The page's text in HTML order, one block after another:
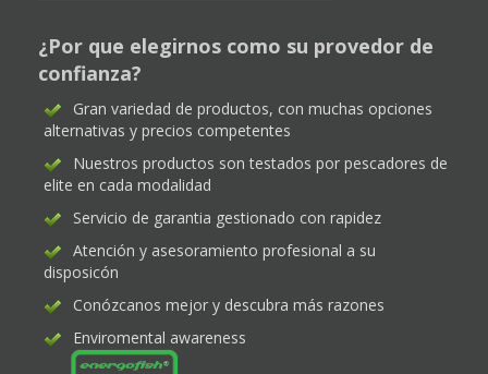
¿Por que elegirnos como su provedor de
confianza?
Gran variedad de productos, con muchas opciones
alternativas y precios competentes
Nuestros productos son testados por pescadores de
elite en cada modalidad
Servicio de garantia gestionado con rapidez
Atención y asesoramiento profesional a su
disposicón
Conózcanos mejor y descubra más razones
Enviromental awareness